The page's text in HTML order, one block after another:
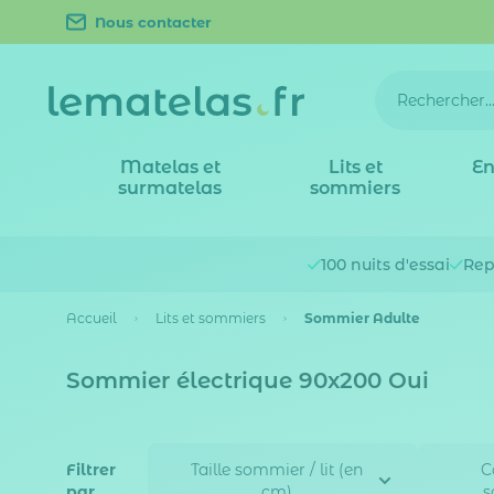
Nous contacter
Matelas et
surmatelas
Lits et
sommiers
100 nuits d'essai
Accueil Lits et sommiers Sommier Adulte
Sommier électrique 90x200 Oui
Filtrer
Taille sommier / lit (en